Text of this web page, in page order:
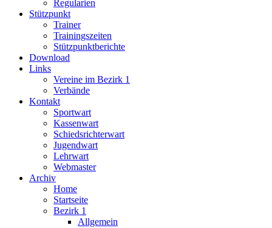
Regularien
Stützpunkt
Trainer
Trainingszeiten
Stützpunktberichte
Download
Links
Vereine im Bezirk 1
Verbände
Kontakt
Sportwart
Kassenwart
Schiedsrichterwart
Jugendwart
Lehrwart
Webmaster
Archiv
Home
Startseite
Bezirk 1
Allgemein